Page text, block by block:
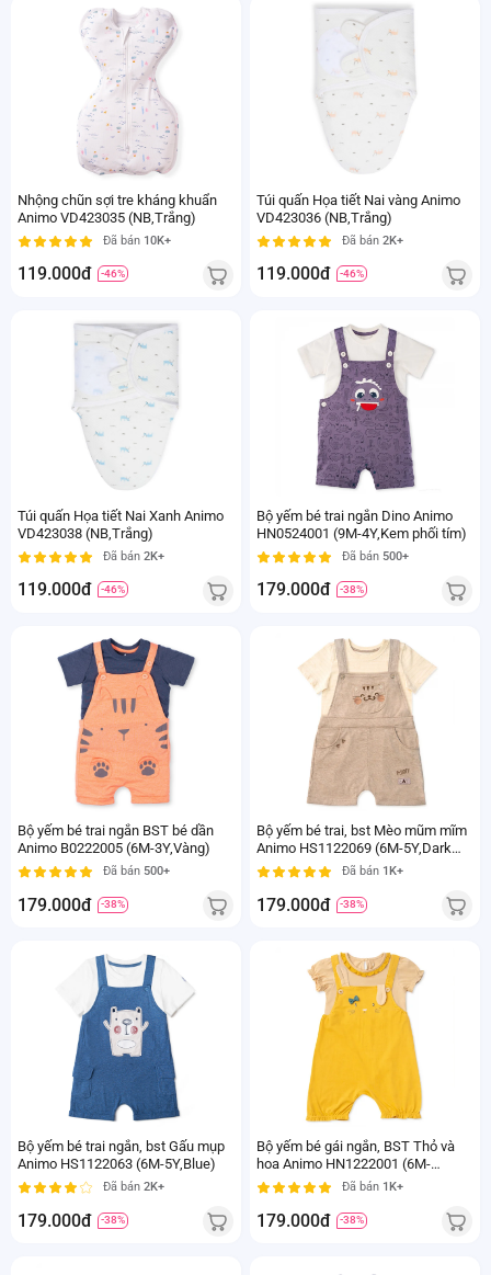
Nhộng chũn sợi tre kháng khuẩn
Animo VD423035 (NB,Trắng)
Đã bán 10K+
119.000đ -46%
Túi quấn Họa tiết Nai vàng Animo
VD423036 (NB,Trắng)
Đã bán 2K+
119.000đ -46%
Túi quấn Họa tiết Nai Xanh Animo
VD423038 (NB,Trắng)
Đã bán 2K+
119.000đ -46%
Bộ yếm bé trai ngắn Dino Animo
HN0524001 (9M-4Y,Kem phối tím)
Đã bán 500+
179.000đ -38%
Bộ yếm bé trai ngắn BST bé dần
Animo B0222005 (6M-3Y,Vàng)
Đã bán 500+
179.000đ -38%
Bộ yếm bé trai, bst Mèo mũm mĩm
Animo HS1122069 (6M-5Y,Dark
Beige)
Đã bán 1K+
179.000đ -38%
Bộ yếm bé trai ngắn, bst Gấu mụp
Animo HS1122063 (6M-5Y,Blue)
Đã bán 2K+
179.000đ -38%
Bộ yếm bé gái ngắn, BST Thỏ và
hoa Animo HN1222001 (6M-
6Y,Vàng)
Đã bán 1K+
179.000đ -38%